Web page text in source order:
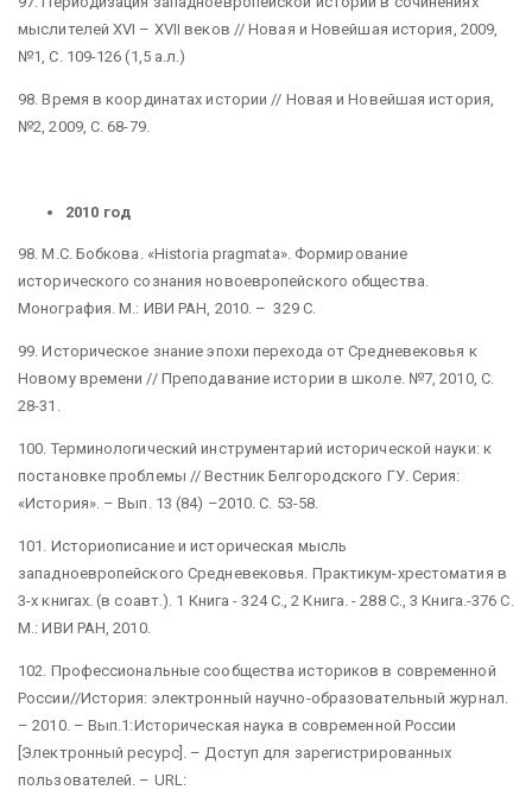
мыслителей XVI – XVII веков // Новая и Новейшая история, 2009,
№1, С. 109-126 (1,5 а.л.)
98. Время в координатах истории // Новая и Новейшая история,
№2, 2009, С. 68-79.
2010 год
98. М.С. Бобкова. «Historia pragmata». Формирование
исторического сознания новоевропейского общества.
Монография. М.: ИВИ РАН, 2010. – 329 С.
99. Историческое знание эпохи перехода от Средневековья к
Новому времени // Преподавание истории в школе. №7, 2010, С.
28-31.
100. Терминологический инструментарий исторической науки: к
постановке проблемы // Вестник Белгородского ГУ. Серия:
«История». – Вып. 13 (84) –2010. С. 53-58.
101. Историописание и историческая мысль
западноевропейского Средневековья. Практикум-хрестоматия в
3-х книгах. (в соавт.). 1 Книга - 324 С., 2 Книга. - 288 С., 3 Книга.-376 С.
М.: ИВИ РАН, 2010.
102. Профессиональные сообщества историков в современной
России//История: электронный научно-образовательный журнал.
– 2010. – Вып.1:Историческая наука в современной России
[Электронный ресурс]. – Доступ для зарегистрированных
пользователей. – URL: